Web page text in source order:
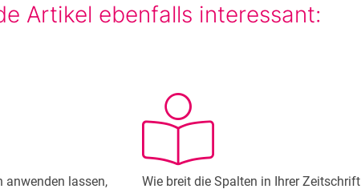
Artikel ebenfalls interessant:
anwenden lassen,
Wie breit die Spalten in Ihrer Zeitschrift